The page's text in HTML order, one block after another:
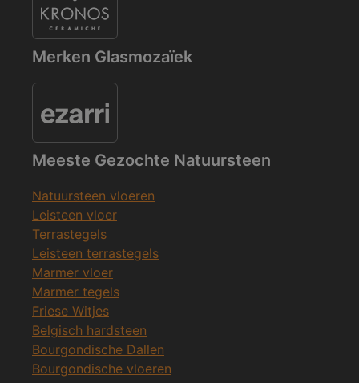
Merken Glasmozaïek
Meeste Gezochte Natuursteen
Natuursteen vloeren
Leisteen vloer
Terrastegels
Leisteen terrastegels
Marmer vloer
Marmer tegels
Friese Witjes
Belgisch hardsteen
Bourgondische Dallen
Bourgondische vloeren